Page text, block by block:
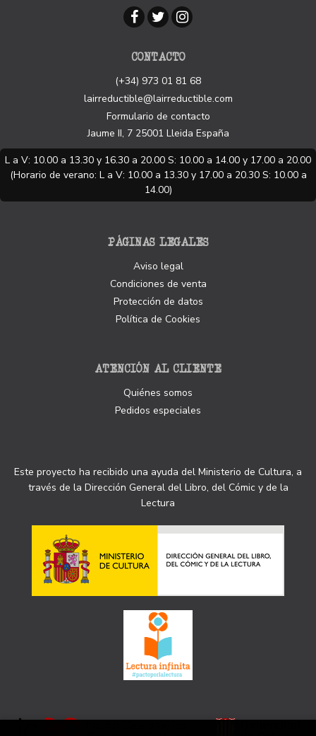
CONTACTO
(+34) 973 01 81 68
lairreductible@lairreductible.com
Formulario de contacto
Jaume II, 7 25001 Lleida España
L a V: 10.00 a 13.30 y 16.30 a 20.00 S: 10.00 a 14.00 y 17.00 a 20.00
(Horario de verano: L a V: 10.00 a 13.30 y 17.00 a 20.30 S: 10.00 a
14.00)
PÁGINAS LEGALES
Aviso legal
Condiciones de venta
Protección de datos
Política de Cookies
ATENCIÓN AL CLIENTE
Quiénes somos
Pedidos especiales
Este proyecto ha recibido una ayuda del Ministerio de Cultura, a
través de la Dirección General del Libro, del Cómic y de la
Lectura